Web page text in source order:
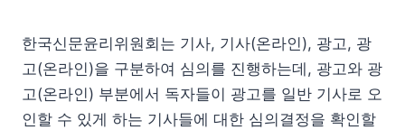
한국신문윤리위원회는 기사, 기사(온라인), 광고, 광
고(온라인)을 구분하여 심의를 진행하는데, 광고와 광
고(온라인) 부분에서 독자들이 광고를 일반 기사로 오
인할 수 있게 하는 기사들에 대한 심의결정을 확인할